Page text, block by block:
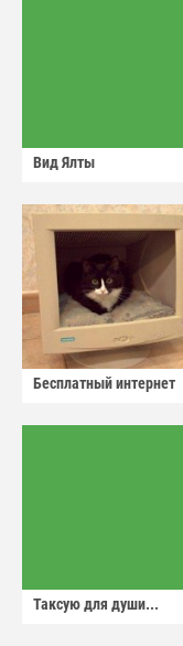
Вид Ялты
Бесплатный интернет
Таксую для души...